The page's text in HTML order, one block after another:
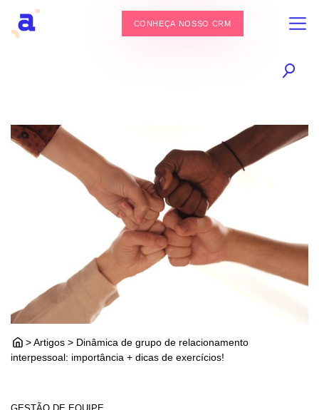
CONHEÇA NOSSO CRM
> Artigos > Dinâmica de grupo de relacionamento
interpessoal: importância + dicas de exercícios!